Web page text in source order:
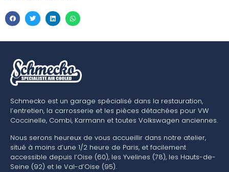
Schmecko est un garage spécialisé dans la restauration,
l’entretien, la carrosserie et les pièces détachées pour VW
Coccinelle, Combi, Karmann et toutes Volkswagen anciennes.
Nous serons heureux de vous accueillir dans notre atelier,
situé à moins d’une 1/2 heure de Paris, et facilement
accessible depuis l’Oise (60), les Yvelines (78), les Hauts-de-
Seine (92) et le Val-d’Oise (95).